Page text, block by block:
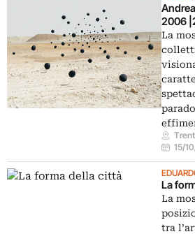
2006
La
15/
La
La
tra